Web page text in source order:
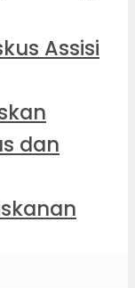
Assisi
dan